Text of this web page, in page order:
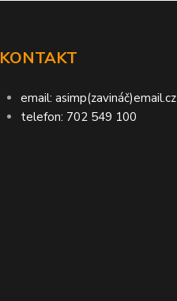
KONTAKT
email: asimp(zavináč)email.cz
telefon: 702 549 100